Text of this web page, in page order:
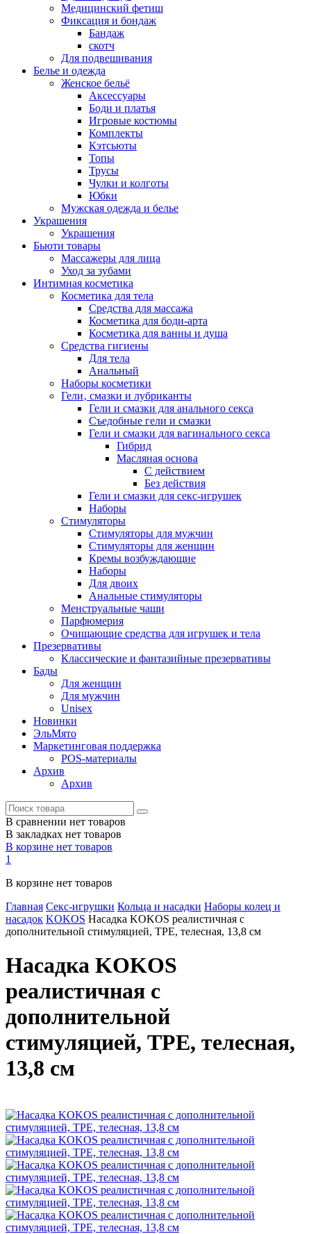
Медицинский фетиш
Фиксация и бондаж
Бандаж
скотч
Для подвешивания
Белье и одежда
Женское бельё
Аксессуары
Боди и платья
Игровые костюмы
Комплекты
Кэтсьюты
Топы
Трусы
Чулки и колготы
Юбки
Мужская одежда и белье
Украшения
Украшения
Бьюти товары
Массажеры для лица
Уход за зубами
Интимная косметика
Косметика для тела
Средства для массажа
Косметика для боди-арта
Косметика для ванны и душа
Средства гигиены
Для тела
Анальный
Наборы косметики
Гели‚ смазки и лубриканты
Гели и смазки для анального секса
Съедобные гели и смазки
Гели и смазки для вагинального секса
Гибрид
Масляная основа
С действием
Без действия
Гели и смазки для секс-игрушек
Наборы
Стимуляторы
Стимуляторы для мужчин
Стимуляторы для женщин
Кремы возбуждающие
Наборы
Для двоих
Анальные стимуляторы
Менструальные чаши
Парфюмерия
Очищающие средства для игрушек и тела
Презервативы
Классические и фантазийные презервативы
Бады
Для женщин
Для мужчин
Unisex
Новинки
ЭльМято
Маркетинговая поддержка
POS-материалы
Архив
Архив
В сравнении нет товаров
В закладках нет товаров
В корзине нет товаров
1
В корзине нет товаров
Главная Секс-игрушки Кольца и насадки Наборы колец и
насадок KOKOS Насадка KOKOS реалистичная с
дополнительной стимуляцией, TPE, телесная, 13,8 см
Насадка KOKOS
реалистичная с
дополнительной
стимуляцией, TPE, телесная,
13,8 см